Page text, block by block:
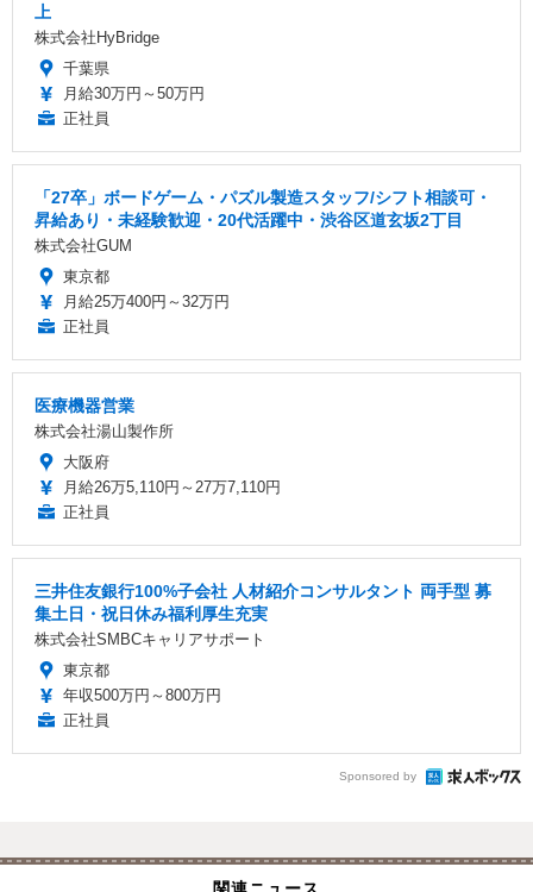
上
株式会社HyBridge
千葉県
月給30万円～50万円
正社員
「27卒」ボードゲーム・パズル製造スタッフ/シフト相談可・
昇給あり・未経験歓迎・20代活躍中・渋谷区道玄坂2丁目
株式会社GUM
東京都
月給25万400円～32万円
正社員
医療機器営業
株式会社湯山製作所
大阪府
月給26万5,110円～27万7,110円
正社員
三井住友銀行100%子会社 人材紹介コンサルタント 両手型 募
集土日・祝日休み福利厚生充実
株式会社SMBCキャリアサポート
東京都
年収500万円～800万円
正社員
Sponsored by
関連ニュース